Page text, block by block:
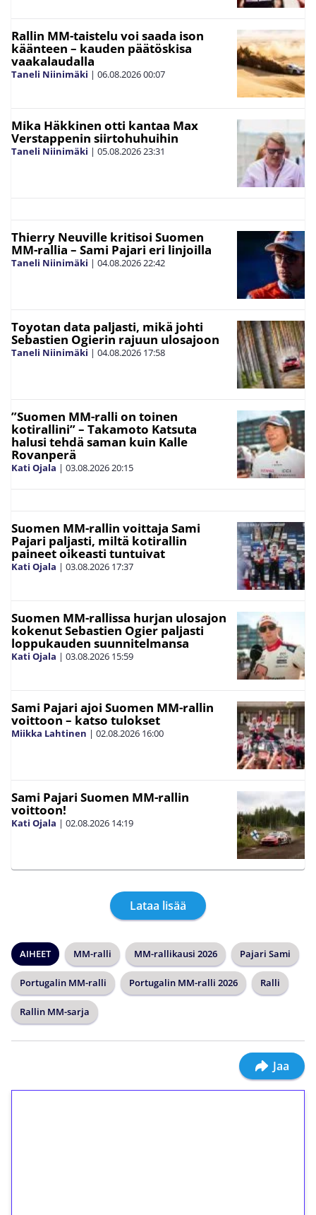
Rallin MM-taistelu voi saada ison
käänteen – kauden päätöskisa
vaakalaudalla
Taneli Niinimäki | 06.08.202600:07
Mika Häkkinen otti kantaa Max
Verstappenin siirtohuhuihin
Taneli Niinimäki | 05.08.202623:31
Thierry Neuville kritisoi Suomen
MM-rallia – Sami Pajari eri linjoilla
Taneli Niinimäki | 04.08.202622:42
Toyotan data paljasti, mikä johti
Sebastien Ogierin rajuun ulosajoon
Taneli Niinimäki | 04.08.2026 17:58
”Suomen MM-ralli on toinen
kotirallini” – Takamoto Katsuta
halusi tehdä saman kuin Kalle
Rovanperä
Kati Ojala | 03.08.202620:15
Suomen MM-rallin voittaja Sami
Pajari paljasti, miltä kotirallin
paineet oikeasti tuntuivat
Kati Ojala | 03.08.2026 17:37
Suomen MM-rallissa hurjan ulosajon
kokenut Sebastien Ogier paljasti
loppukauden suunnitelmansa
Kati Ojala | 03.08.2026 15:59
Sami Pajari ajoi Suomen MM-rallin
voittoon – katso tulokset
Miikka Lahtinen | 02.08.2026 16:00
Sami Pajari Suomen MM-rallin
voittoon!
Kati Ojala | 02.08.2026 14:19
Lataa lisää
AIHEET MM-ralli MM-rallikausi 2026 Pajari Sami
Portugalin MM-ralli Portugalin MM-ralli 2026 Ralli
Rallin MM-sarja
Jaa